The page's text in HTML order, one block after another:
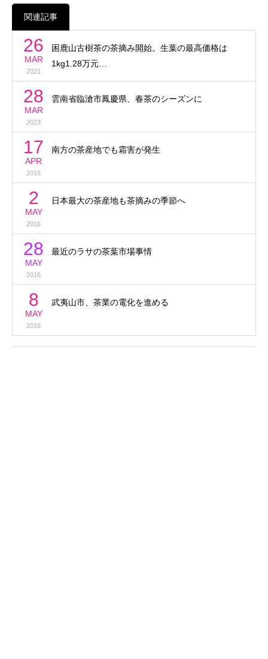
関連記事
26
MAR
2021
困鹿山古樹茶の茶摘み開始。生葉の最高価格は
1kg1.28万元…
28
MAR
2023
雲南省臨滄市鳳慶県、春茶のシーズンに
17
APR
2015
南方の茶産地でも霜害が発生
2
MAY
2016
日本最大の茶産地も茶摘みの季節へ
28
MAY
2016
最近のラサの茶葉市場事情
8
MAY
2016
武夷山市、茶業の電化を進める